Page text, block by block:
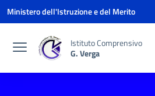
Vai ai contenuti
Vai al menu di navigazione
Vai al footer
Ministero dell'Istruzione e del Merito
Istituto Comprensivo
G. Verga